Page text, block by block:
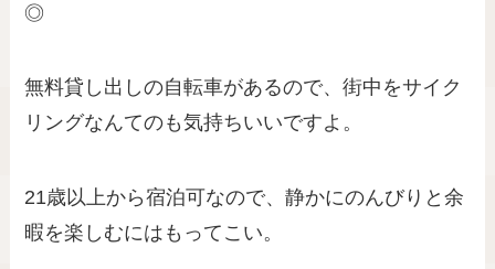
◎
無料貸し出しの自転車があるので、街中をサイク
リングなんてのも気持ちいいですよ。
21歳以上から宿泊可なので、静かにのんびりと余
暇を楽しむにはもってこい。